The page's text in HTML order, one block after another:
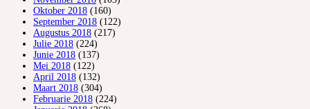
Oktober 2018 (160)
September 2018 (122)
Augustus 2018 (217)
Julie 2018 (224)
Junie 2018 (137)
Mei 2018 (122)
April 2018 (132)
Maart 2018 (304)
Februarie 2018 (224)